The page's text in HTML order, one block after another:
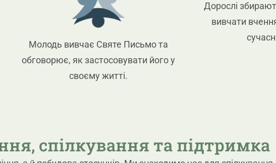
Молодь вивчає Святе Письмо та
обговорює, як застосовувати його у
своєму житті.
Дорослі
вивчати
спілкування та підтримка